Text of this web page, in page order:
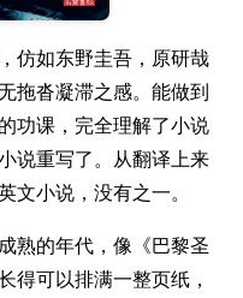
仿如东野圭吾，原研哉
拖沓凝滞之感。能做到
功课，完全理解了小说
说重写了。从翻译上来
文小说，没有之一。
熟的年代，像《巴黎圣
得可以排满一整页纸，